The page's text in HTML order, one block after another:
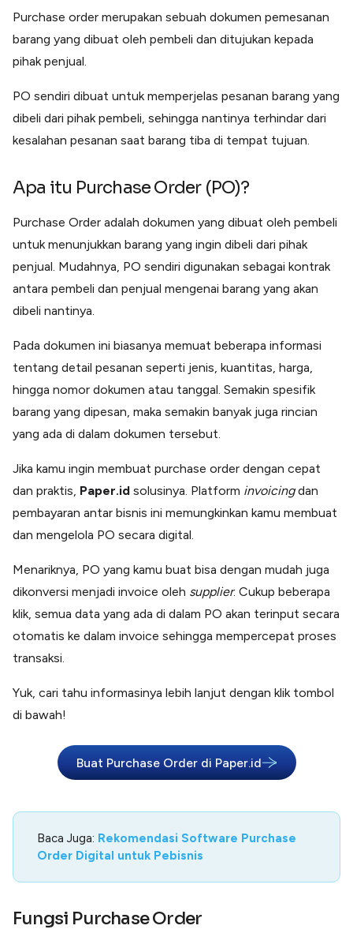
Integrasi sistem bisnis dengan API
Software Akuntansi
Integrasi Accurate
Integrasi Paper dengan Accurate
Purchase order merupakan sebuah dokumen pemesanan
barang yang dibuat oleh pembeli dan ditujukan kepada
pihak penjual.
PO sendiri dibuat untuk memperjelas pesanan barang yang
dibeli dari pihak pembeli, sehingga nantinya terhindar dari
kesalahan pesanan saat barang tiba di tempat tujuan.
Apa itu Purchase Order (PO)?
Purchase Order adalah dokumen yang dibuat oleh pembeli
untuk menunjukkan barang yang ingin dibeli dari pihak
penjual. Mudahnya, PO sendiri digunakan sebagai kontrak
antara pembeli dan penjual mengenai barang yang akan
dibeli nantinya.
Pada dokumen ini biasanya memuat beberapa informasi
tentang detail pesanan seperti jenis, kuantitas, harga,
hingga nomor dokumen atau tanggal. Semakin spesifik
barang yang dipesan, maka semakin banyak juga rincian
yang ada di dalam dokumen tersebut.
Jika kamu ingin membuat purchase order dengan cepat
dan praktis, Paper.id solusinya. Platform invoicingdan
pembayaran antar bisnis ini memungkinkan kamu membuat
dan mengelola PO secara digital.
Menariknya, PO yang kamu buat bisa dengan mudah juga
dikonversi menjadi invoice oleh supplier. Cukup beberapa
klik, semua data yang ada di dalam PO akan terinput secara
otomatis ke dalam invoice sehingga mempercepat proses
transaksi.
Yuk, cari tahu informasinya lebih lanjut dengan klik tombol
di bawah!
Buat Purchase Order di Paper.id
Baca Juga: Rekomendasi Software Purchase
Order Digital untuk Pebisnis
Fungsi Purchase Order